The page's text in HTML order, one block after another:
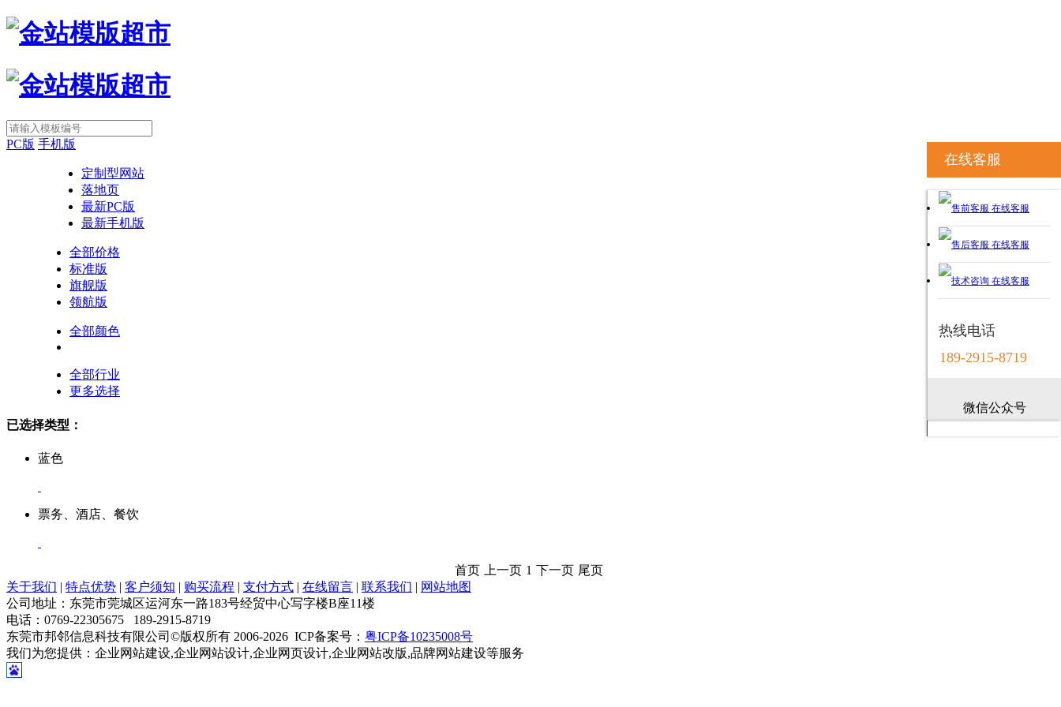
PC版 手机版
定制型网站
落地页
最新PC版
最新手机版
全部价格
标准版
旗舰版
领航版
全部颜色
全部行业
更多选择
已选择类型：
蓝色
票务、酒店、餐饮
首页 上一页 1 下一页 尾页
关于我们 | 特点优势 | 客户须知 | 购买流程 | 支付方式 | 在线留言 | 联系我们 | 网站地图
公司地址：东莞市莞城区运河东一路183号经贸中心写字楼B座11楼
电话：0769-22305675 189-2915-8719
东莞市邦邻信息科技有限公司©版权所有 2006-2026 ICP备案号： 粤ICP备10235008号
我们为您提供：企业网站建设,企业网站设计,企业网页设计,企业网站改版,品牌网站建设等服务
在线客服
在线客服
在线客服
在线客服
热线电话
189-2915-8719
微信公众号